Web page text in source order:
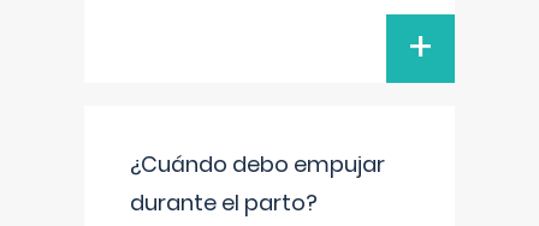
+
¿Cuándo debo empujar
durante el parto?